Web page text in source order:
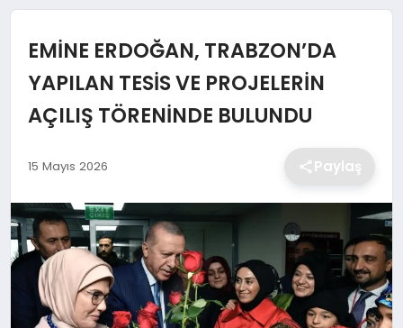
DÜNYA
SİYASET
MAGAZİN
TEKNOLOJİ
SAĞLIK
EMİNE ERDOĞAN, TRABZON’DA
YAPILAN TESİS VE PROJELERİN
AÇILIŞ TÖRENİNDE BULUNDU
15 Mayıs 2026 Paylaş